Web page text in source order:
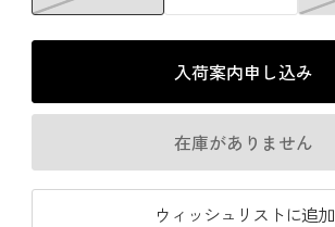
入荷案内申し込み
在庫がありません
ウィッシュリストに追加